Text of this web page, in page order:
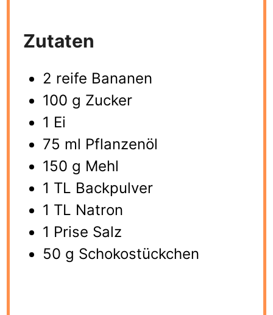
Zutaten
2 reife Bananen
100 g Zucker
1 Ei
75 ml Pflanzenöl
150 g Mehl
1 TL Backpulver
1 TL Natron
1 Prise Salz
50 g Schokostückchen